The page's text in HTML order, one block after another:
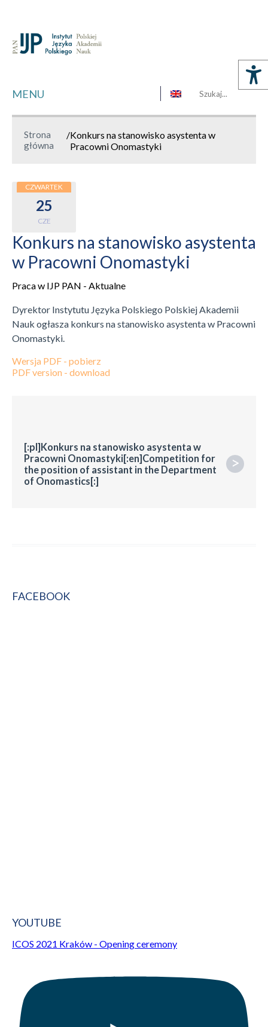
MENU
Strona
główna
/Konkurs na stanowisko asystenta w
Pracowni Onomastyki
CZWARTEK
25
CZE
Konkurs na stanowisko asystenta
w Pracowni Onomastyki
Praca w IJP PAN - Aktualne
Dyrektor Instytutu Języka Polskiego Polskiej Akademii
Nauk ogłasza konkurs na stanowisko asystenta w Pracowni
Onomastyki.
Wersja PDF - pobierz
PDF version - download
>
[:pl]Konkurs na stanowisko asystenta w
Pracowni Onomastyki[:en]Competition for
the position of assistant in the Department
of Onomastics[:]
FACEBOOK
YOUTUBE
ICOS 2021 Kraków - Opening ceremony